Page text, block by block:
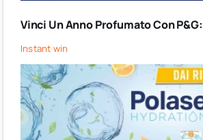
Vinci Un Anno Profumato Con
Instant win